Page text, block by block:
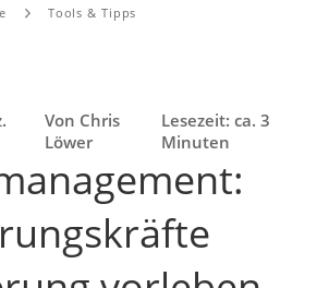
Tools & Tipps
Von Chris
Löwer
Lesezeit: ca. 3
Minuten